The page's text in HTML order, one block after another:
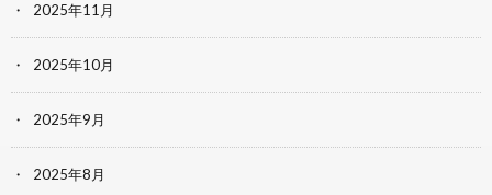
2025年11月
2025年10月
2025年9月
2025年8月